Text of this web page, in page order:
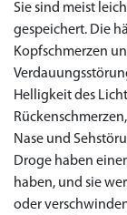
Sie sind meist
gespeichert. Die
Kopfschmerzen
Helligkeit des
Nase und
Droge haben
haben, und sie
oder